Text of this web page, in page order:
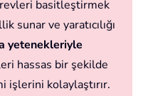
basitleştirmek
sunar ve yaratıcılığı
yetenekleriyle
hassas bir şekilde
kolaylaştırır.